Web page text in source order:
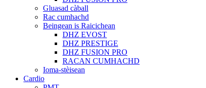
Gluasad càball
Rac cumhachd
Beingean is Raicichean
DHZ EVOST
DHZ PRESTIGE
DHZ FUSION PRO
RACAN CUMHACHD
Ioma-stèisean
Cardio